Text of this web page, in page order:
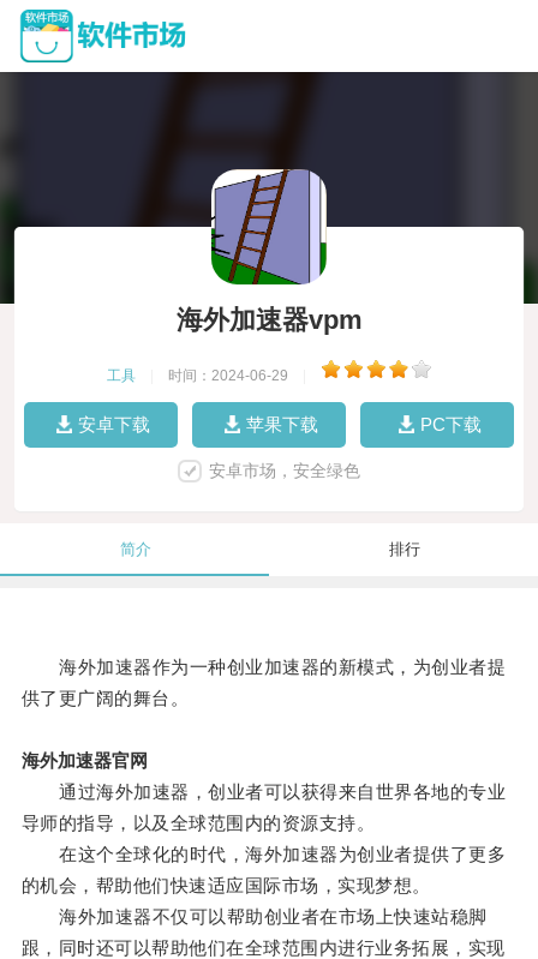
海外加速器vpm
工具 时间：2024-06-29
安卓下载 苹果下载 PC下载
安卓市场，安全绿色
简介 排行
海外加速器作为一种创业加速器的新模式，为创业者提
供了更广阔的舞台。
海外加速器官网
通过海外加速器，创业者可以获得来自世界各地的专业
导师的指导，以及全球范围内的资源支持。
在这个全球化的时代，海外加速器为创业者提供了更多
的机会，帮助他们快速适应国际市场，实现梦想。
海外加速器不仅可以帮助创业者在市场上快速站稳脚
跟，同时还可以帮助他们在全球范围内进行业务拓展，实现